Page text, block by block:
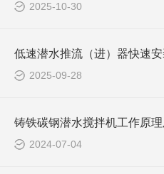
2025-10-30
2025-09-28
2024-07-04